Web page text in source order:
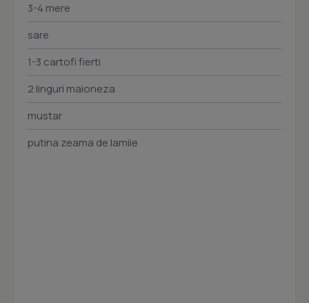
3-4 mere
sare
1-3 cartofi fierti
2 linguri maioneza
mustar
putina zeama de lamiie